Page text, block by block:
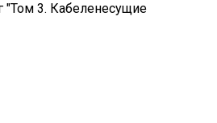
"Том 3. Кабеленесущие